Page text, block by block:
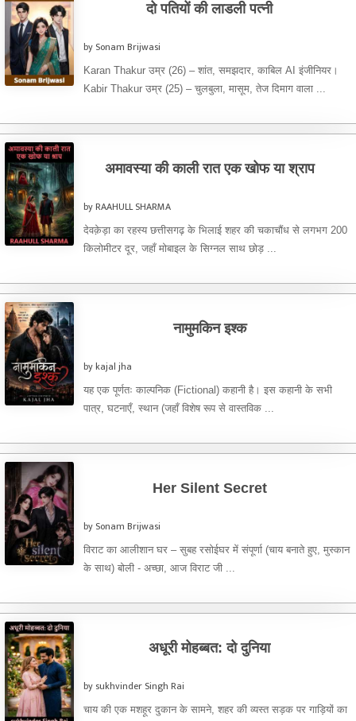
दो पतियों की लाडली पत्नी
by Sonam Brijwasi
Karan Thakur उम्र (26) – शांत, समझदार, काबिल AI इंजीनियर।
Kabir Thakur उम्र (25) – चुलबुला, मासूम, तेज दिमाग वाला ...
अमावस्या की काली रात एक खोफ या श्राप
by RAAHULL SHARMA
देवक़ेड़ा का रहस्य छत्तीसगढ़ के भिलाई शहर की चकाचौंध से लगभग 200
किलोमीटर दूर, जहाँ मोबाइल के सिग्नल साथ छोड़ ...
नामुमकिन इश्क
by kajal jha
यह एक पूर्णतः काल्पनिक (Fictional) कहानी है। इस कहानी के सभी
पात्र, घटनाएँ, स्थान (जहाँ विशेष रूप से वास्तविक ...
Her Silent Secret
by Sonam Brijwasi
विराट का आलीशान घर – सुबह रसोईघर में संपूर्णा (चाय बनाते हुए, मुस्कान
के साथ) बोली - अच्छा, आज विराट जी ...
अधूरी मोहब्बत: दो दुनिया
by sukhvinder Singh Rai
चाय की एक मशहूर दुकान के सामने, शहर की व्यस्त सड़क पर गाड़ियों का